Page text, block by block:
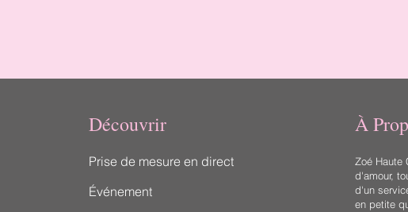
Découvrir
Prise de mesure en direct
Événement
À
Zoé Haute
d'amour,
d'un
en petite